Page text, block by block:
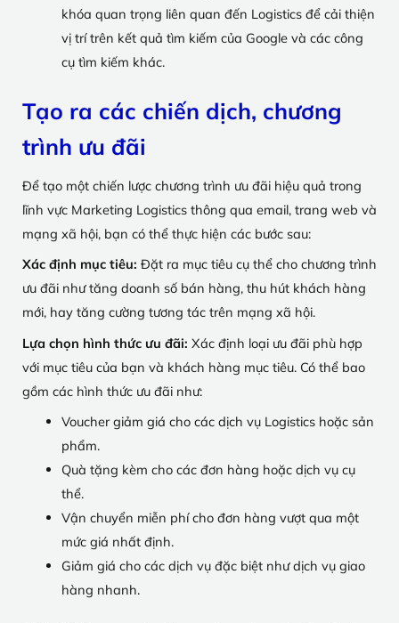
khóa quan trọng liên quan đến Logistics để cải thiện
vị trí trên kết quả tìm kiếm của Google và các công
cụ tìm kiếm khác.
Tạo ra các chiến dịch, chương
trình ưu đãi
Để tạo một chiến lược chương trình ưu đãi hiệu quả trong
lĩnh vực Marketing Logistics thông qua email, trang web và
mạng xã hội, bạn có thể thực hiện các bước sau:
Xác định mục tiêu: Đặt ra mục tiêu cụ thể cho chương trình
ưu đãi như tăng doanh số bán hàng, thu hút khách hàng
mới, hay tăng cường tương tác trên mạng xã hội.
Lựa chọn hình thức ưu đãi: Xác định loại ưu đãi phù hợp
với mục tiêu của bạn và khách hàng mục tiêu. Có thể bao
gồm các hình thức ưu đãi như:
Voucher giảm giá cho các dịch vụ Logistics hoặc sản
phẩm.
Quà tặng kèm cho các đơn hàng hoặc dịch vụ cụ
thể.
Vận chuyển miễn phí cho đơn hàng vượt qua một
mức giá nhất định.
Giảm giá cho các dịch vụ đặc biệt như dịch vụ giao
hàng nhanh.